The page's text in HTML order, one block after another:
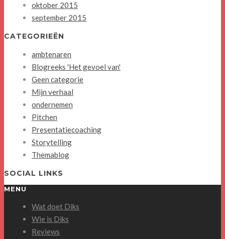
oktober 2015
september 2015
CATEGORIEËN
ambtenaren
Blogreeks 'Het gevoel van'
Geen categorie
Mijn verhaal
ondernemen
Pitchen
Presentatiecoaching
Storytelling
Themablog
SOCIAL LINKS
MENU
Wat doet Diks
Wie is Diks
Reviews